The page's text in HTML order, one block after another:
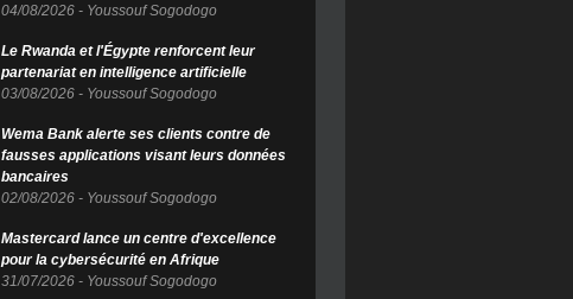
04/08/2026 - Youssouf Sogodogo
Le Rwanda et l'Égypte renforcent leur
partenariat en intelligence artificielle
03/08/2026 - Youssouf Sogodogo
Wema Bank alerte ses clients contre de
fausses applications visant leurs données
bancaires
02/08/2026 - Youssouf Sogodogo
Mastercard lance un centre d'excellence
pour la cybersécurité en Afrique
31/07/2026 - Youssouf Sogodogo